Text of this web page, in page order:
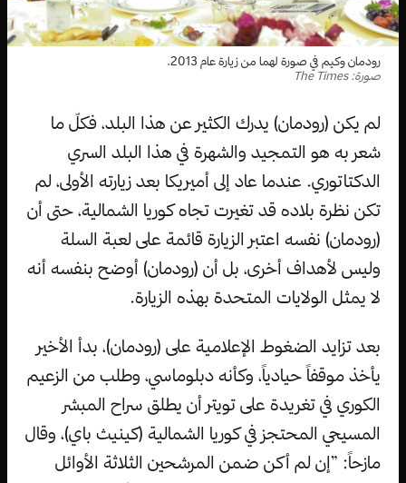
رودمان وكيم في صورة لهما من زيارة عام 2013.
صورة: The Times
لم يكن (رودمان) يدرك الكثير عن هذا البلد، فكلّ ما
شعر به هو التمجيد والشهرة في هذا البلد السري
الدكتاتوري. عندما عاد إلى أميريكا بعد زيارته الأولى، لم
تكن نظرة بلاده قد تغيرت تجاه كوريا الشمالية، حتى أن
(رودمان) نفسه اعتبر الزيارة قائمة على لعبة السلة
وليس لأهداف أخرى، بل أن (رودمان) أوضح بنفسه أنه
لا يمثل الولايات المتحدة بهذه الزيارة.
بعد تزايد الضغوط الإعلامية على (رودمان)، بدأ الأخير
يأخذ موقفاً حيادياً، وكأنه دبلوماسي، وطلب من الزعيم
الكوري في تغريدة على تويتر أن يطلق سراح المبشر
المسيحي المحتجز في كوريا الشمالية (كينيث باي)، وقال
مازحاً: ”إن لم أكن ضمن المرشحين الثلاثة الأوائل